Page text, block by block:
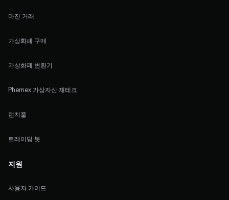
마진 거래
가상화폐 구매
가상화폐 변환기
Phemex 가상자산 재테크
런치풀
트레이딩 봇
지원
사용자 가이드